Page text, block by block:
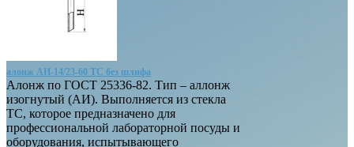
алонж АИ-14/23-60 ТС без шлифа
Алонж по ГОСТ 25336-82. Тип – аллонж
изогнутый (АИ). Выполняется из стекла
ТС, которое предназначено для
профессиональной лабораторной посуды и
оборудования, испытывающего